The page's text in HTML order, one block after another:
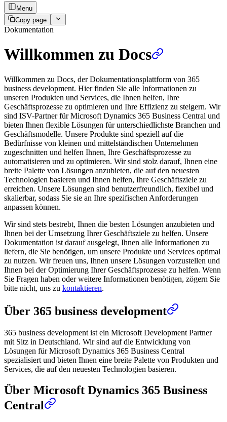
Menu
Copy page
Dokumentation
Willkommen zu Docs
Willkommen zu Docs, der Dokumentationsplattform von 365
business development. Hier finden Sie alle Informationen zu
unseren Produkten und Services, die Ihnen helfen, Ihre
Geschäftsprozesse zu optimieren und Ihre Effizienz zu steigern. Wir
sind ISV-Partner für Microsoft Dynamics 365 Business Central und
bieten Ihnen flexible Lösungen für unterschiedlichste Branchen und
Geschäftsmodelle. Unsere Produkte sind speziell auf die
Bedürfnisse von kleinen und mittelständischen Unternehmen
zugeschnitten und helfen Ihnen, Ihre Geschäftsprozesse zu
automatisieren und zu optimieren. Wir sind stolz darauf, Ihnen eine
breite Palette von Lösungen anzubieten, die auf den neuesten
Technologien basieren und Ihnen helfen, Ihre Geschäftsziele zu
erreichen. Unsere Lösungen sind benutzerfreundlich, flexibel und
skalierbar, sodass Sie sie an Ihre spezifischen Anforderungen
anpassen können.
Wir sind stets bestrebt, Ihnen die besten Lösungen anzubieten und
Ihnen bei der Umsetzung Ihrer Geschäftsziele zu helfen. Unsere
Dokumentation ist darauf ausgelegt, Ihnen alle Informationen zu
liefern, die Sie benötigen, um unsere Produkte und Services optimal
zu nutzen. Wir freuen uns, Ihnen unsere Lösungen vorzustellen und
Ihnen bei der Optimierung Ihrer Geschäftsprozesse zu helfen. Wenn
Sie Fragen haben oder weitere Informationen benötigen, zögern Sie
bitte nicht, uns zu kontaktieren.
Über 365 business development
365 business development ist ein Microsoft Development Partner
mit Sitz in Deutschland. Wir sind auf die Entwicklung von
Lösungen für Microsoft Dynamics 365 Business Central
spezialisiert und bieten Ihnen eine breite Palette von Produkten und
Services, die auf den neuesten Technologien basieren.
Über Microsoft Dynamics 365 Business
Central